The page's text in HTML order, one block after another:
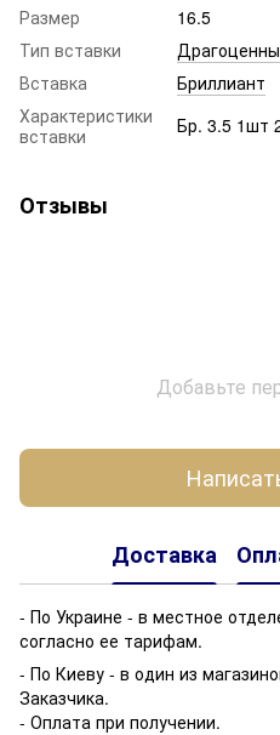
Размер
16.5
Тип вставки
Вставка
Бриллиант
Характеристики
вставки
Бр. 3.5 1шт
Отзывы
Добавьте
Доставка
- По Украине - в местное
согласно ее тарифам.
- По Киеву - в один из
Заказчика.
- Оплата при получении.